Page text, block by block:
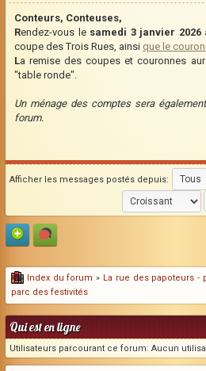
Conteurs, Conteuses,
Rendez-vous le samedi 3 janvier 2026
coupe des Trois Rues, ainsi que le
La remise des coupes et couronnes
"table ronde".
Un ménage des comptes sera
forum.
Afficher les messages postés depuis:
Index du forum » La rue des papoteurs -
parc des festivités
Qui est en ligne
Utilisateurs parcourant ce forum: Aucun